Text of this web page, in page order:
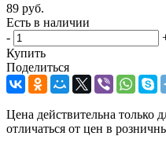
89 руб.
Есть в наличии
-
Купить
Поделиться
Цена действительна только
отличаться от цен в